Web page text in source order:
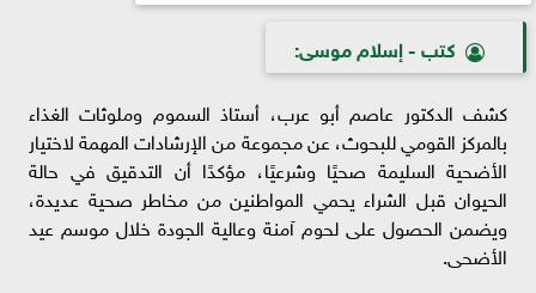
كتب - إسلام موسى:
كشف الدكتور عاصم أبو عرب، أستاذ السموم وملوثات الغذاء
بالمركز القومي للبحوث، عن مجموعة من الإرشادات المهمة لاختيار
الأضحية السليمة صحيًا وشرعيًا، مؤكدًا أن التدقيق في حالة
الحيوان قبل الشراء يحمي المواطنين من مخاطر صحية عديدة،
ويضمن الحصول على لحوم آمنة وعالية الجودة خلال موسم عيد
الأضحى.